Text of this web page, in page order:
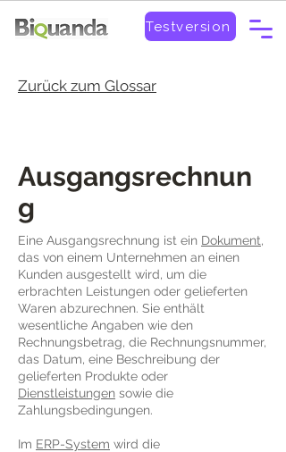
Testversion
Zurück zum Glossar
Ausgangsrechnun
g
Eine Ausgangsrechnung ist ein Dokument,
das von einem Unternehmen an einen
Kunden ausgestellt wird, um die
erbrachten Leistungen oder gelieferten
Waren abzurechnen. Sie enthält
wesentliche Angaben wie den
Rechnungsbetrag, die Rechnungsnummer,
das Datum, eine Beschreibung der
gelieferten Produkte oder
Dienstleistungen sowie die
Zahlungsbedingungen.
Im ERP-System wird die